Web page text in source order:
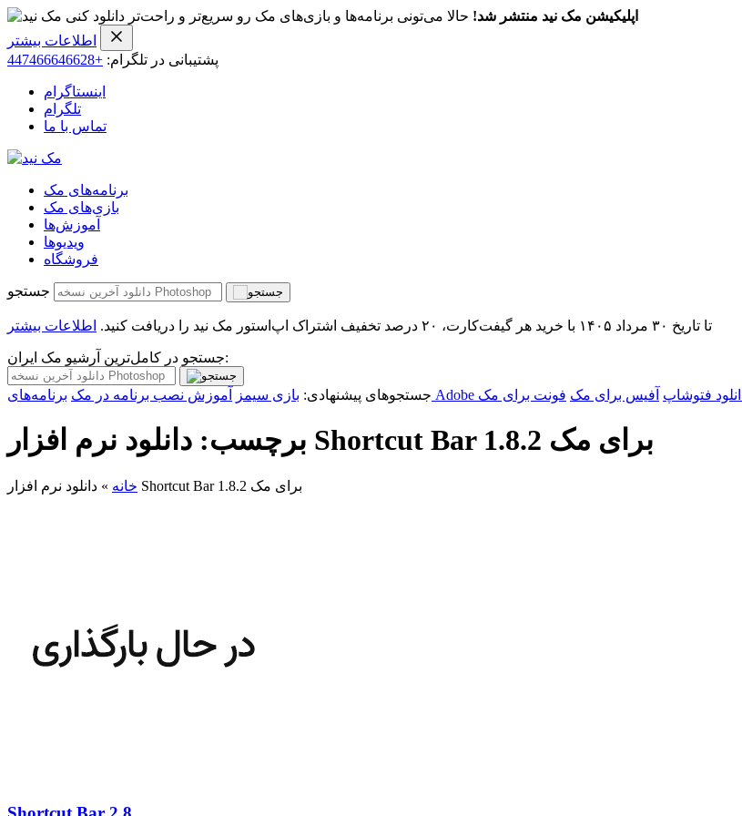
اپلیکیشن مک نید منتشر شد! حالا می‌تونی برنامه‌ها و بازی‌های مک رو سریع‌تر و راحت‌تر دانلود کنی
اطلاعات بیشتر
پشتیبانی در تلگرام: +447466646628
اینستاگرام
تلگرام
تماس با ما
برنامه‌های مک
بازی‌های مک
آموزش‌ها
ویدیو‌ها
فروشگاه
جستجو
تا تاریخ ۳۰ مرداد ۱۴۰۵ با خرید هر گیفت‌کارت، ۲۰ درصد تخفیف اشتراک اپ‌استور مک نید را دریافت کنید. اطلاعات بیشتر
جستجو در کامل‌ترین آرشیو مک ایران:
جستجوهای پیشنهادی: بازی سیمز آموزش نصب برنامه در مک فتوشاپ آفیس برای مک فونت برای مک
برچسب: دانلود نرم افزار Shortcut Bar 1.8.2 برای مک
خانه » دانلود نرم افزار Shortcut Bar 1.8.2 برای مک